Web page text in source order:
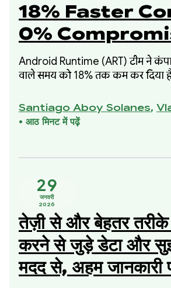
18% Faster
0%
Android Runtime (ART) टीम ने
वाले समय को 18% तक कम कर दिया
किए बिना किया गया है. यह सुधार,
हमारी उस पहल का हिस्सा था जिसमें
क्वालिटी से समझौता नहीं किया गया था.
Santiago Aboy Solanes,
• आठ मिनट में पढ़ें
29
जनवरी
2026
तेज़ी से और बेहतर
करने से जुड़े डेटा और
मदद से, अहम जानकारी